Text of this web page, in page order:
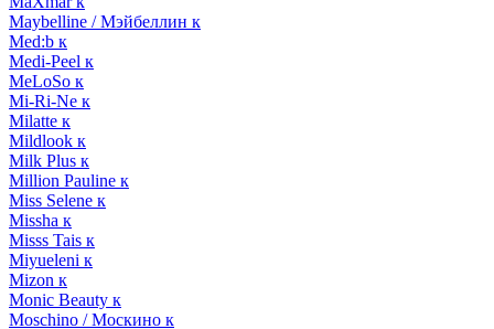
Maybelline / Мэйбеллин к
Med:b к
Medi-Peel к
MeLoSo к
Mi-Ri-Ne к
Milatte к
Mildlook к
Milk Plus к
Million Pauline к
Miss Selene к
Missha к
Misss Tais к
Miyueleni к
Mizon к
Monic Beauty к
Moschino / Москино к